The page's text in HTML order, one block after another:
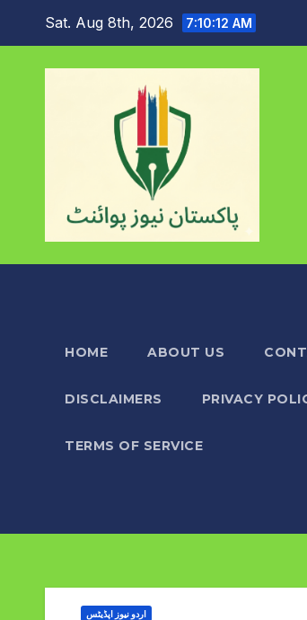
content
Sat. Aug 8th, 2026 7:10:13 AM
HOME ABOUT US
DISCLAIMERS PRIVACY
TERMS OF SERVICE
اردو نیوز اپڈیٹس